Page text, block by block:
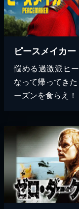
ピースメイカ
悩める過激派ヒ
なって帰ってき
ーズンを食らえ！